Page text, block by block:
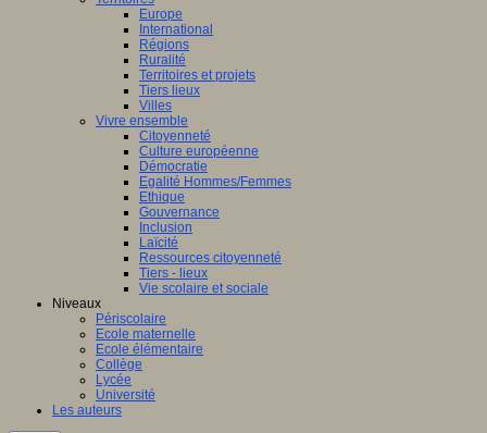
Europe
International
Régions
Ruralité
Territoires et projets
Tiers lieux
Villes
Vivre ensemble
Citoyenneté
Culture européenne
Démocratie
Egalité Hommes/Femmes
Ethique
Gouvernance
Inclusion
Laïcité
Ressources citoyenneté
Tiers - lieux
Vie scolaire et sociale
Niveaux
Périscolaire
Ecole maternelle
Ecole élémentaire
Collège
Lycée
Université
Les auteurs